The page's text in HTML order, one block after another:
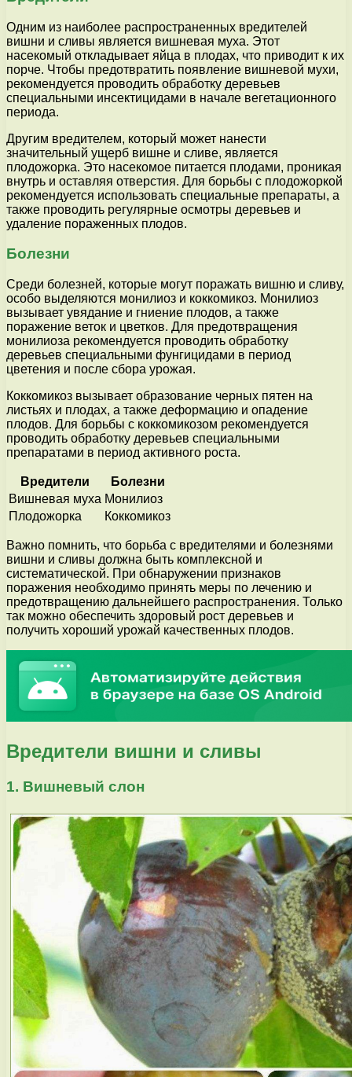
Одним из наиболее распространенных вредителей
вишни и сливы является вишневая муха. Этот
насекомый откладывает яйца в плодах, что приводит к их
порче. Чтобы предотвратить появление вишневой мухи,
рекомендуется проводить обработку деревьев
специальными инсектицидами в начале вегетационного
периода.
Другим вредителем, который может нанести
значительный ущерб вишне и сливе, является
плодожорка. Это насекомое питается плодами, проникая
внутрь и оставляя отверстия. Для борьбы с плодожоркой
рекомендуется использовать специальные препараты, а
также проводить регулярные осмотры деревьев и
удаление пораженных плодов.
Болезни
Среди болезней, которые могут поражать вишню и сливу,
особо выделяются монилиоз и коккомикоз. Монилиоз
вызывает увядание и гниение плодов, а также
поражение веток и цветков. Для предотвращения
монилиоза рекомендуется проводить обработку
деревьев специальными фунгицидами в период
цветения и после сбора урожая.
Коккомикоз вызывает образование черных пятен на
листьях и плодах, а также деформацию и опадение
плодов. Для борьбы с коккомикозом рекомендуется
проводить обработку деревьев специальными
препаратами в период активного роста.
Вредители
Болезни
Вишневая муха Монилиоз
Плодожорка
Коккомикоз
Важно помнить, что борьба с вредителями и болезнями
вишни и сливы должна быть комплексной и
систематической. При обнаружении признаков
поражения необходимо принять меры по лечению и
предотвращению дальнейшего распространения. Только
так можно обеспечить здоровый рост деревьев и
получить хороший урожай качественных плодов.
Вредители вишни и сливы
1. Вишневый слон